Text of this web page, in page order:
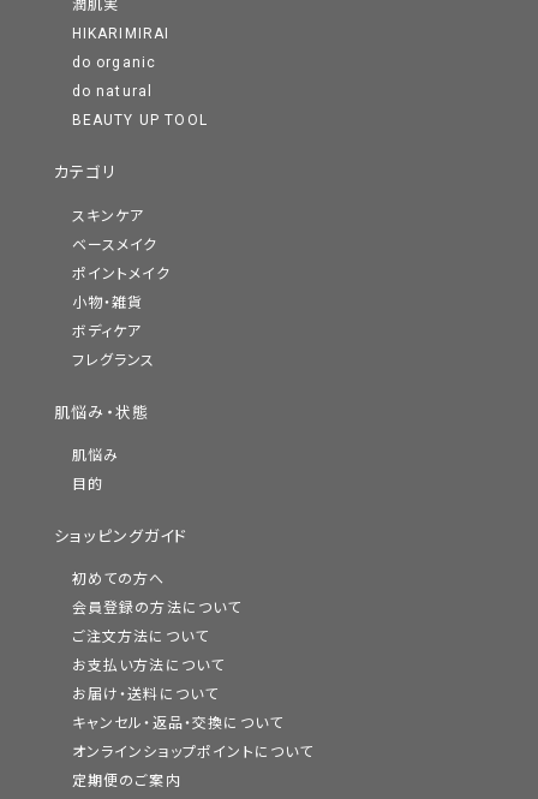
潤肌実
HIKARIMIRAI
do organic
do natural
BEAUTY UP TOOL
カテゴリ
スキンケア
ベースメイク
ポイントメイク
小物・雑貨
ボディケア
フレグランス
肌悩み・状態
肌悩み
目的
ショッピングガイド
初めての方へ
会員登録の方法について
ご注文方法について
お支払い方法について
お届け・送料について
キャンセル・返品・交換について
オンラインショップポイントについて
定期便のご案内